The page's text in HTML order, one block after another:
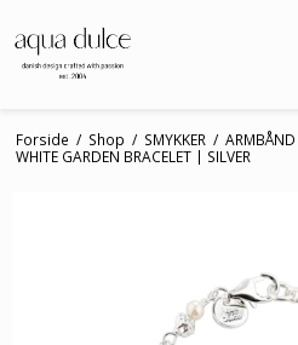
Forside / Shop / SMYKKER / ARMBÅND
WHITE GARDEN BRACELET | SILVER